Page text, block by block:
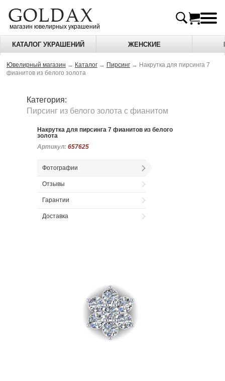
магазин ювелирных украшений
КАТАЛОГ УКРАШЕНИЙ ЖЕНСКИЕ
Ювелирный магазин → Каталог → Пирсинг → Накрутка для пирсинга 7
фианитов из белого золота
Категория:
Пирсинг из белого золота c фианитом
Накрутка для пирсинга 7 фианитов из белого
золота
Артикул: 657625
Артикул: 657625
Фотографии
Отзывы
Гарантии
Доставка